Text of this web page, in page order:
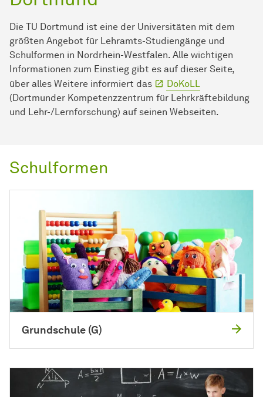
Die TU Dortmund ist eine der Universitäten mit dem
größten Angebot für Lehramts-Studiengänge und
Schulformen in Nordrhein-Westfalen. Alle wichtigen
Informationen zum Einstieg gibt es auf dieser Seite,
über alles Weitere informiert das
DoKoLL
(Dortmunder Kompetenz­zentrum für Lehrkräftebildung
und Lehr-/Lernforschung) auf seinen Webseiten.
Schulformen
Grundschule (G)